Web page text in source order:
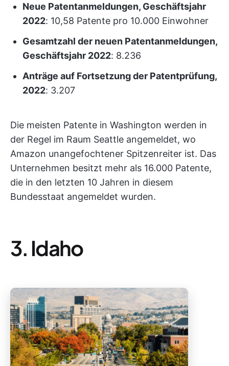
Neue Patentanmeldungen, Geschäftsjahr
2022: 10,58 Patente pro 10.000 Einwohner
Gesamtzahl der neuen Patentanmeldungen,
Geschäftsjahr 2022: 8.236
Anträge auf Fortsetzung der Patentprüfung,
2022: 3.207
Die meisten Patente in Washington werden in
der Regel im Raum Seattle angemeldet, wo
Amazon unangefochtener Spitzenreiter ist. Das
Unternehmen besitzt mehr als 16.000 Patente,
die in den letzten 10 Jahren in diesem
Bundesstaat angemeldet wurden.
3. Idaho